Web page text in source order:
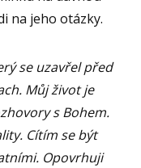
na jeho otázky.
se uzavřel před
Můj život je
s Bohem.
Cítím se být
Opovrhuji